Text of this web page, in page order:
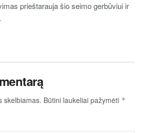
prieštarauja šio seimo gerbūviui ir
skelbiamas. Būtini laukeliai pažymėti *